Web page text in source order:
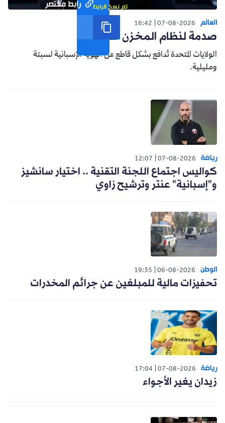
رابط مختصر تم نسخ الرابط
العالم 07-08-2026
16:42
صدمة لنظام المخزن التوسعي
الولايات المتحدة تُدافع بشكل قاطع عن الهوية الإسبانية لسبتة
ومليلية.
رياضة 07-08-2026
12:07
كواليس اجتماع اللجنة التقنية .. اختيار سانشيز
و"إسبانية" عنتر وترشيح زاوي
الوطن 06-08-2026
19:35
تحفيزات مالية للمبلغين عن جرائم المخدرات
رياضة 07-08-2026
17:04
زيدان يغير الأجواء